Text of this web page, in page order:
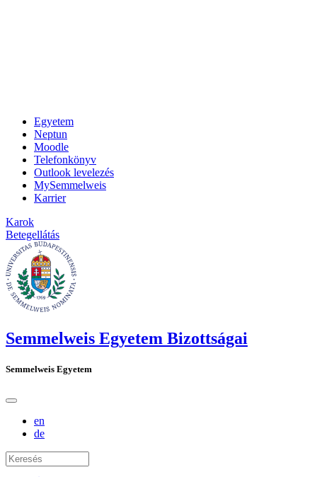
Egyetem
Neptun
Moodle
Telefonkönyv
Outlook levelezés
MySemmelweis
Karrier
Karok
Betegellátás
Semmelweis Egyetem Bizottságai
Semmelweis Egyetem
en
de